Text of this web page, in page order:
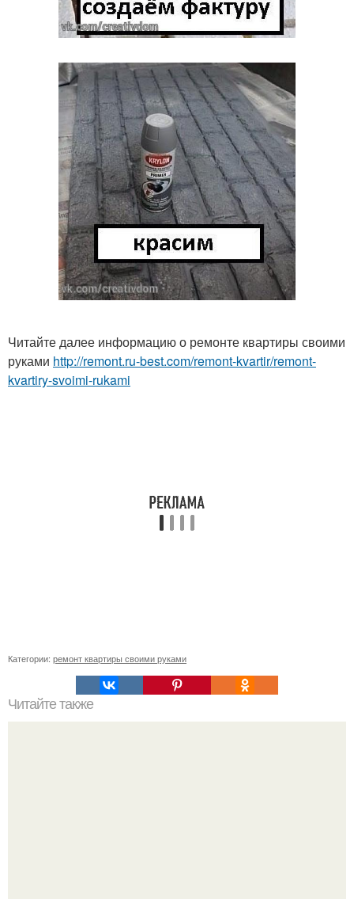
Читайте далее информацию о ремонте квартиры своими
руками http://remont.ru-best.com/remont-kvartir/remont-
kvartiry-svoimi-rukami
Категории: ремонт квартиры своими руками
Читайте также